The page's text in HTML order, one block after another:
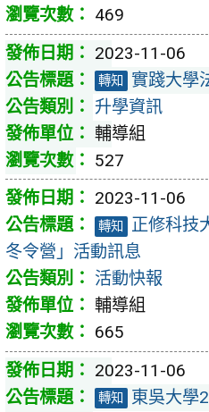
469
2023-11-06
轉知
實踐大學
升學資訊
輔導組
527
2023-11-06
轉知
正修科技
冬令營」活動訊息
活動快報
輔導組
665
2023-11-06
轉知
東吳大學